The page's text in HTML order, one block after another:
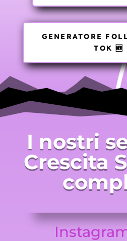
GENERATORE
TOK 🆕
I nostri
Crescita